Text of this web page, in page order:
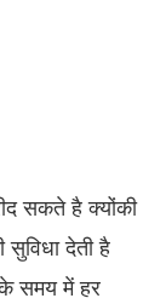
सकते है क्योंकी
देती है
समय में हर